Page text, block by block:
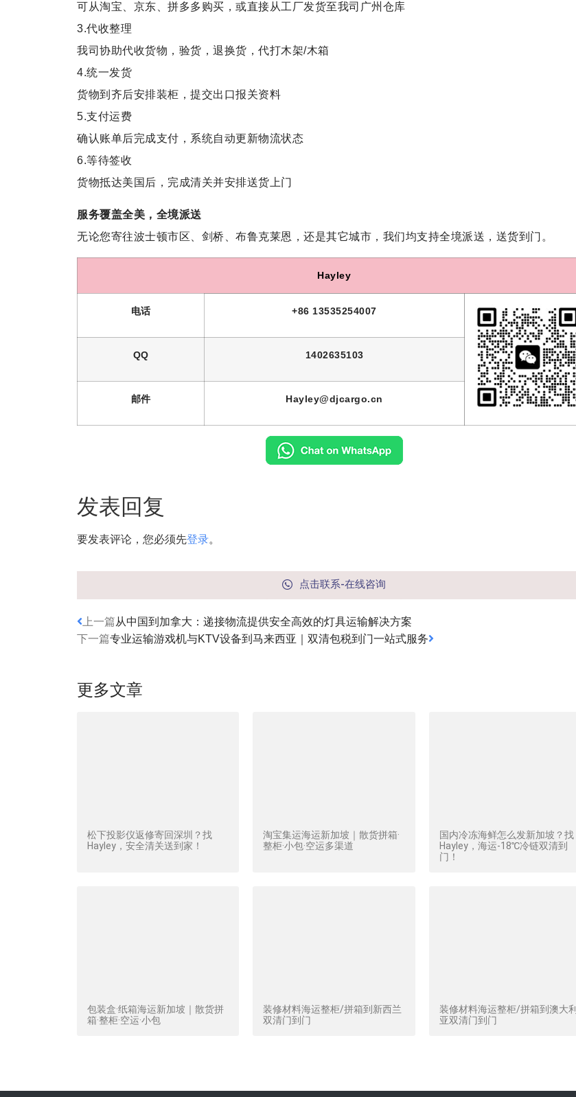
可从淘宝、京东、拼多多购买，或直接从工厂发货至我司广州仓库
3.代收整理
我司协助代收货物，验货，退换货，代打木架/木箱
4.统一发货
货物到齐后安排装柜，提交出口报关资料
5.支付运费
确认账单后完成支付，系统自动更新物流状态
6.等待签收
货物抵达美国后，完成清关并安排送货上门
服务覆盖全美，全境派送
无论您寄往波士顿市区、剑桥、布鲁克莱恩，还是其它城市，我们均支持全境派送，送货到门。
Hayley
电话 +86 13535254007
QQ 1402635103
邮件 Hayley@djcargo.cn
发表回复
要发表评论，您必须先登录。
点击联系-在线咨询
上一篇从中国到加拿大：递接物流提供安全高效的灯具运输解决方案
下一篇专业运输游戏机与KTV设备到马来西亚｜双清包税到门一站式服务
更多文章
松下投影仪返修寄回深圳？找
Hayley，安全清关送到家！
淘宝集运海运新加坡｜散货拼箱·
整柜·小包·空运多渠道
国内冷冻海鲜怎么发新加坡？找
Hayley，海运-18℃冷链双清到
门！
包装盒·纸箱海运新加坡｜散货拼
箱·整柜·空运·小包
装修材料海运整柜/拼箱到新西兰
双清门到门
装修材料海运整柜/拼箱到澳大利
亚双清门到门